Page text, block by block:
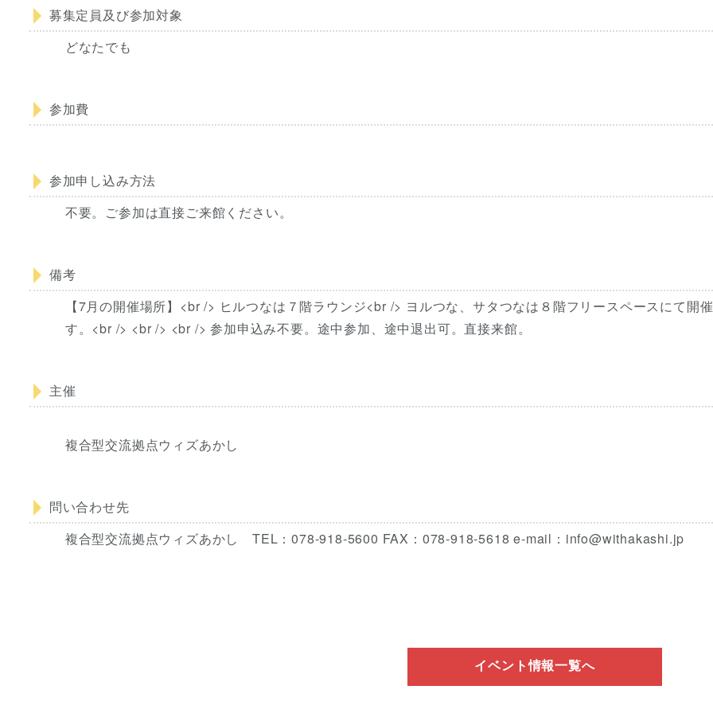
募集定員及び参加対象
どなたでも
参加費
参加申し込み方法
不要。ご参加は直接ご来館ください。
備考
【7月の開催場所】<br /> ヒルつなは７階ラウンジ<br /> ヨルつな、サタつなは８階フリースペースにて開
す。<br /> <br /> <br /> 参加申込み不要。途中参加、途中退出可。直接来館。
主催
複合型交流拠点ウィズあかし
問い合わせ先
複合型交流拠点ウィズあかし TEL：078-918-5600 FAX：078-918-5618 e-mail：info@withakashi.jp
イベント情報一覧へ